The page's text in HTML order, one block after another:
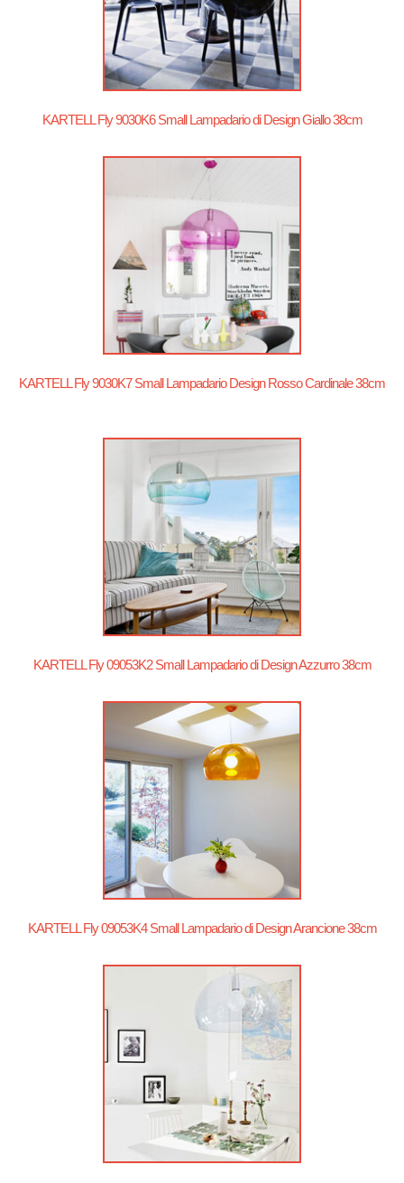
KARTELL Fly 9030K6 Small Lampadario di Design Giallo 38cm
KARTELL Fly 9030K7 Small Lampadario Design Rosso Cardinale 38cm
KARTELL Fly 09053K2 Small Lampadario di Design Azzurro 38cm
KARTELL Fly 09053K4 Small Lampadario di Design Arancione 38cm